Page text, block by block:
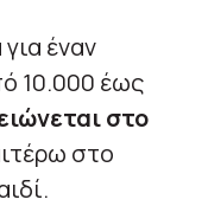
έναν
10.000 έως
στο
στο